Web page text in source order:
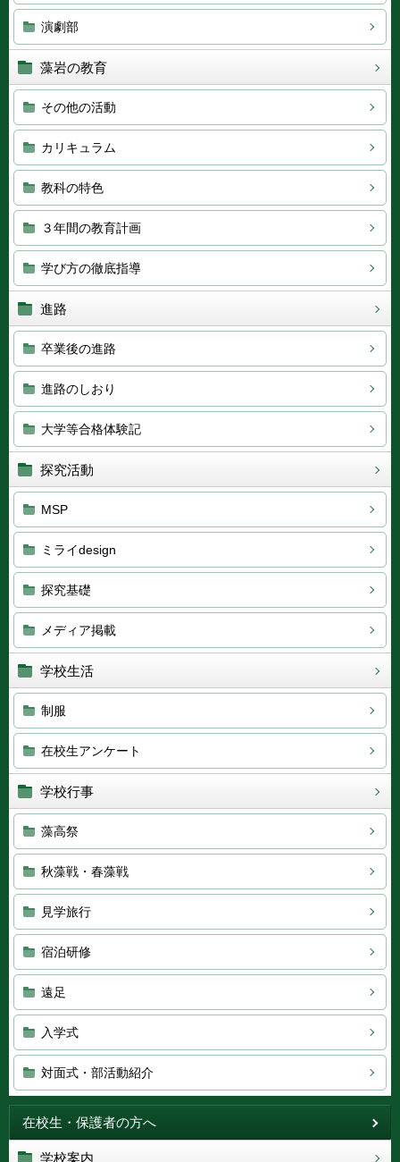
演劇部
藻岩の教育
その他の活動
カリキュラム
教科の特色
３年間の教育計画
学び方の徹底指導
進路
卒業後の進路
進路のしおり
大学等合格体験記
探究活動
MSP
ミライdesign
探究基礎
メディア掲載
学校生活
制服
在校生アンケート
学校行事
藻高祭
秋藻戦・春藻戦
見学旅行
宿泊研修
遠足
入学式
対面式・部活動紹介
在校生・保護者の方へ
学校案内